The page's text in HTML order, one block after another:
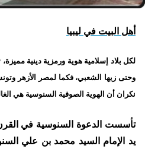
أهل البيت في ليبيا
لكل بلاد إسلامية هوية ورمزية دينية
وحتى زيها الشعبي، فكما لمصر الأزهر
نكران أن الهوية الصوفية السنوسية هي
تأسست الدعوة السنوسية في
يد الإمام السيد محمد بن علي